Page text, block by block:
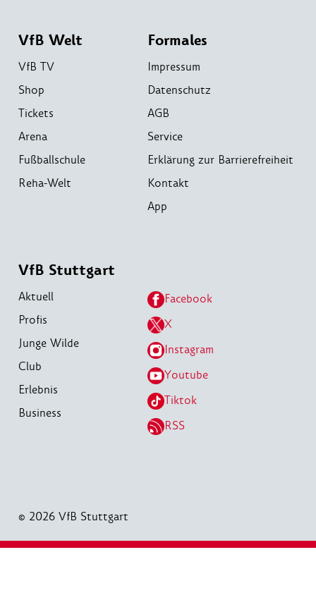
VfB Welt
VfB TV
Shop
Tickets
Arena
Fußballschule
Reha-Welt
Formales
Impressum
Datenschutz
AGB
Service
Erklärung zur Barrierefreiheit
Kontakt
App
VfB Stuttgart
Aktuell
Profis
Junge Wilde
Club
Erlebnis
Business
Facebook
X
Instagram
Youtube
Tiktok
RSS
© 2026 VfB Stuttgart